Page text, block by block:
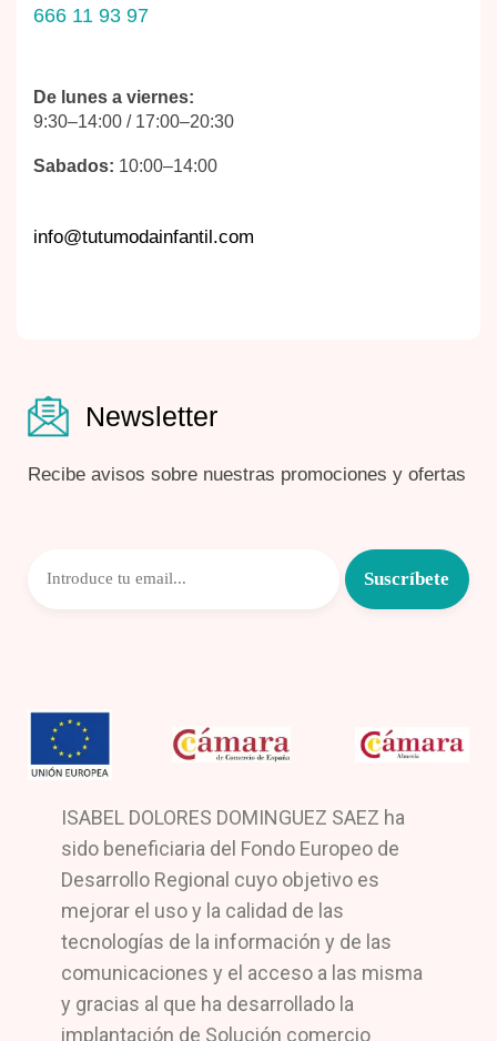
666 11 93 97
De lunes a viernes:
9:30–14:00 / 17:00–20:30
Sabados: 10:00–14:00
info@tutumodainfantil.com
Newsletter
Recibe avisos sobre nuestras promociones y ofertas
ISABEL DOLORES DOMINGUEZ SAEZ ha
sido beneficiaria del Fondo Europeo de
Desarrollo Regional cuyo objetivo es
mejorar el uso y la calidad de las
tecnologías de la información y de las
comunicaciones y el acceso a las misma
y gracias al que ha desarrollado la
implantación de Solución comercio